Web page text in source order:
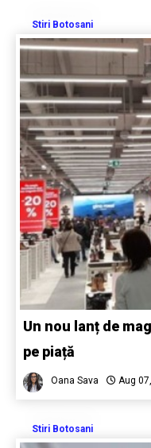
Stiri Botosani
Un nou lanț de
pe piață
Oana Sava Aug
Stiri Botosani